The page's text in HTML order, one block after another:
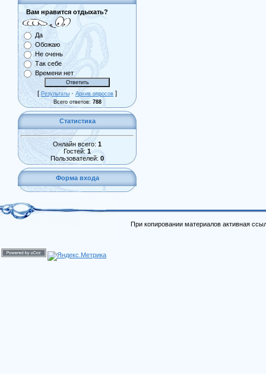
Вам нравится отдыхать?
Да
Обожаю
Не очень
Так себе
Времени нет
[ Результаты · Архив опросов ]
Всего ответов: 788
Статистика
Онлайн всего: 1
Гостей: 1
Пользователей: 0
Форма входа
При копировании материалов активная